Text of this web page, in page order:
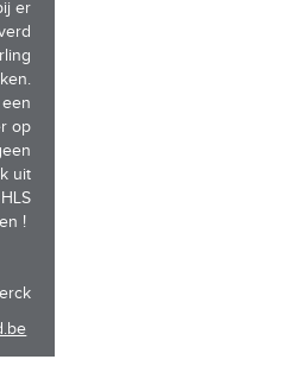
er
op
uit
!